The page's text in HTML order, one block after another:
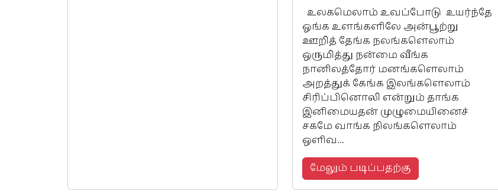
உலகமெலாம் உவப்போடு உயர்ந்தே
ஓங்க உளங்களிலே அன்பூற்று
ஊறித் தேங்க நலங்களெலாம்
ஒருமித்து நன்மை வீங்க
நானிலத்தோர் மனங்களெலாம்
அறத்துக் கேங்க இலங்களெலாம்
சிரிப்பினொலி என்றும் தாங்க
இனிமையதன் முழுமையினைச்
சகமே வாங்க நிலங்களெலாம்
ஒளிவ...
மேலும் படிப்பதற்கு